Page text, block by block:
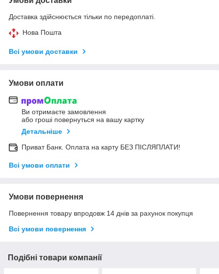
Доставка здійснюється тільки по передоплаті.
Нова Пошта
Всі умови доставки
Умови оплати
Ви отримаєте замовлення
або гроші повернуться на вашу картку
Детальніше
Приват Банк. Оплата на карту БЕЗ ПІСЛЯПЛАТИ!
Всі умови оплати
Умови повернення
Повернення товару впродовж 14 днів за рахунок покупця
Всі умови повернення
Подібні товари компанії